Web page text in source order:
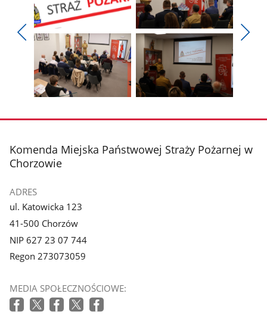
poprzednie
zdjęcia
Pokaż
zdjęcie
1
z
galerii.
Pokaż
zdjęcie
galerii.
zdjęcie
galerii.
zdjęcie
galerii.
stopka
Komenda Miejska Państwowej Straży Pożarnej w
Chorzowie
ADRES
ul. Katowicka 123
41-500 Chorzów
NIP 627 23 07 744
Regon 273073059
MEDIA SPOŁECZNOŚCIOWE: